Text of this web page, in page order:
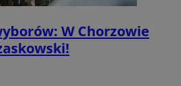
W Chorzowie